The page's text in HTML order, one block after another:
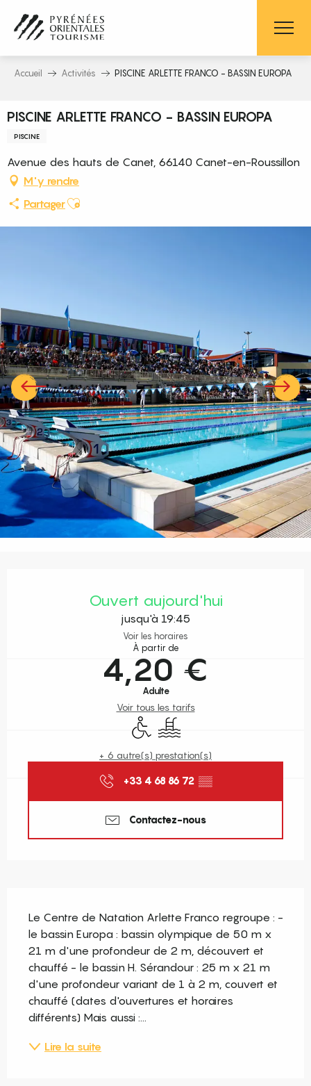
contenu
principal
Accueil Activités PISCINE ARLETTE FRANCO - BASSIN EUROPA
PISCINE ARLETTE FRANCO - BASSIN EUROPA
PISCINE
Avenue des hauts de Canet, 66140 Canet-en-Roussillon
M'y rendre
PartagerAjouter aux favoris
Ouvert aujourd'hui
jusqu'à 19:45
Voir les horaires
À partir de
4,20 €
Adulte
Voir tous les tarifs
Accès handicapés
Piscine
+ 6 autre(s) prestation(s)
+33 4 68 86 72 ▒▒
Contactez-nous
Le Centre de Natation Arlette Franco regroupe : -
le bassin Europa : bassin olympique de 50 m x
21 m d'une profondeur de 2 m, découvert et
chauffé - le bassin H. Sérandour : 25 m x 21 m
d'une profondeur variant de 1 à 2 m, couvert et
chauffé (dates d'ouvertures et horaires
différents) Mais aussi :...
Lire la suite